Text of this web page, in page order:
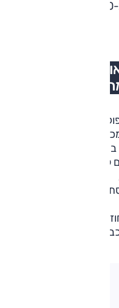
כל העדכונים
כזאת לכביש
ביותר. זו משלבת
גבוהה. הרכב
קו באמצעות
הוא מעט קלה מדי
ראוי בכלל, ביחס לרכב
משלב מצבים חשמליים,